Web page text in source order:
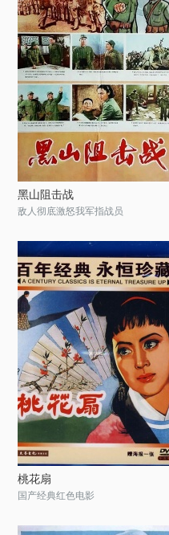
黑山阻击战
敌人彻底激怒我军指战员
桃花扇
国产经典红色电影